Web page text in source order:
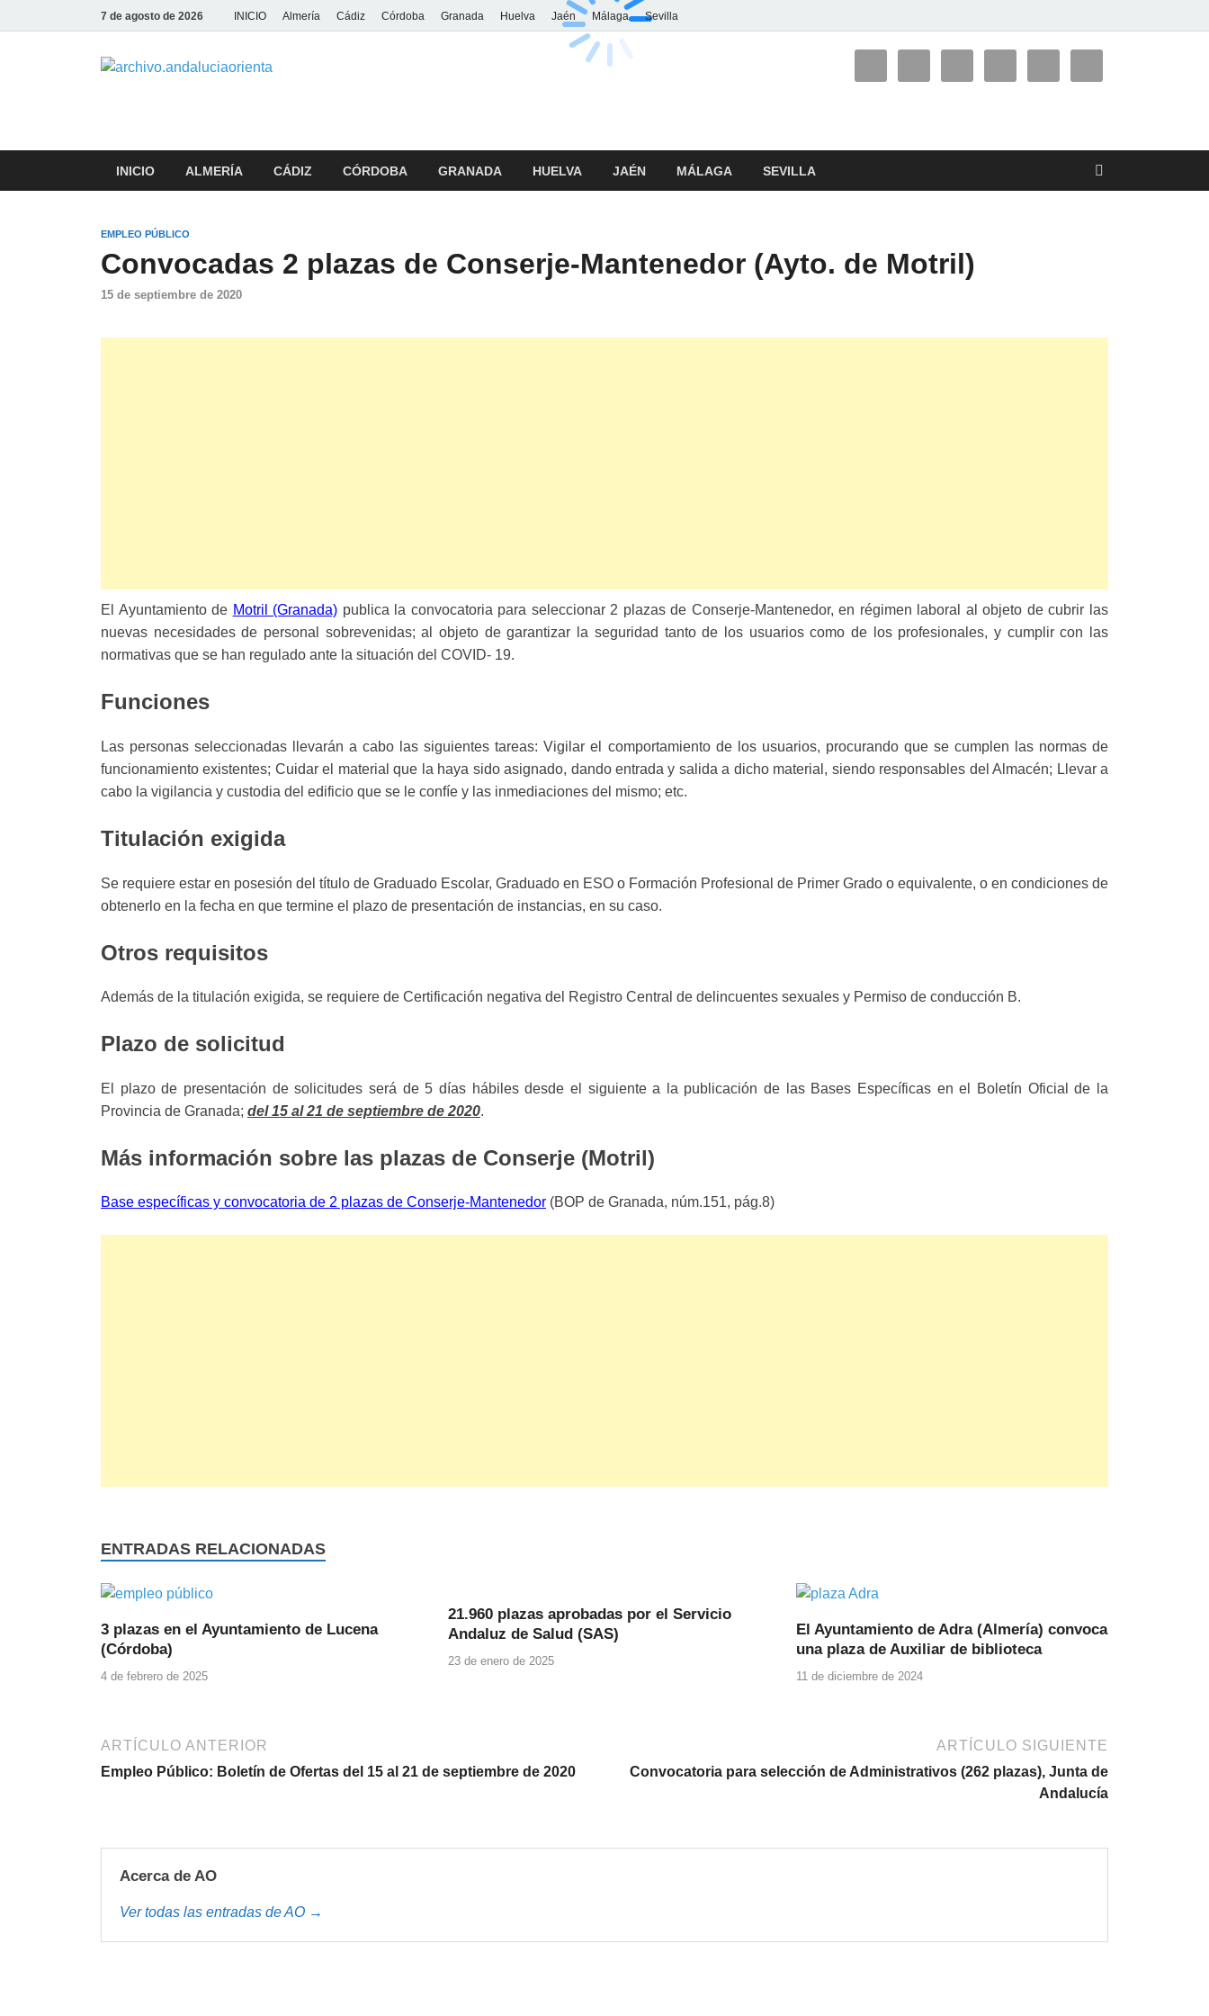
7 de agosto de 2026 INICIO Almería Cádiz Córdoba Granada Huelva Jaén Málaga Sevilla
INICIO ALMERÍA CÁDIZ CÓRDOBA GRANADA HUELVA JAÉN MÁLAGA SEVILLA
EMPLEO PÚBLICO
Convocadas 2 plazas de Conserje-Mantenedor (Ayto. de Motril)
15 de septiembre de 2020
El Ayuntamiento de Motril (Granada) publica la convocatoria para seleccionar 2 plazas de Conserje-Mantenedor, en régimen laboral al objeto de cubrir las
nuevas necesidades de personal sobrevenidas; al objeto de garantizar la seguridad tanto de los usuarios como de los profesionales, y cumplir con las
normativas que se han regulado ante la situación del COVID- 19.
Funciones
Las personas seleccionadas llevarán a cabo las siguientes tareas: Vigilar el comportamiento de los usuarios, procurando que se cumplen las normas de
funcionamiento existentes; Cuidar el material que la haya sido asignado, dando entrada y salida a dicho material, siendo responsables del Almacén; Llevar a
cabo la vigilancia y custodia del edificio que se le confíe y las inmediaciones del mismo; etc.
Titulación exigida
Se requiere estar en posesión del título de Graduado Escolar, Graduado en ESO o Formación Profesional de Primer Grado o equivalente, o en condiciones de
obtenerlo en la fecha en que termine el plazo de presentación de instancias, en su caso.
Otros requisitos
Además de la titulación exigida, se requiere de Certificación negativa del Registro Central de delincuentes sexuales y Permiso de conducción B.
Plazo de solicitud
El plazo de presentación de solicitudes será de 5 días hábiles desde el siguiente a la publicación de las Bases Específicas en el Boletín Oficial de la
Provincia de Granada; del 15 al 21 de septiembre de 2020.
Más información sobre las plazas de Conserje (Motril)
Base específicas y convocatoria de 2 plazas de Conserje-Mantenedor (BOP de Granada, núm.151, pág.8)
ENTRADAS RELACIONADAS
3 plazas en el Ayuntamiento de Lucena
(Córdoba)
4 de febrero de 2025
21.960 plazas aprobadas por el Servicio
Andaluz de Salud (SAS)
23 de enero de 2025
El Ayuntamiento de Adra (Almería) convoca
una plaza de Auxiliar de biblioteca
11 de diciembre de 2024
ARTÍCULO ANTERIOR
Empleo Público: Boletín de Ofertas del 15 al 21 de septiembre de 2020
ARTÍCULO SIGUIENTE
Convocatoria para selección de Administrativos (262 plazas), Junta de
Andalucía
Acerca de AO
Ver todas las entradas de AO →